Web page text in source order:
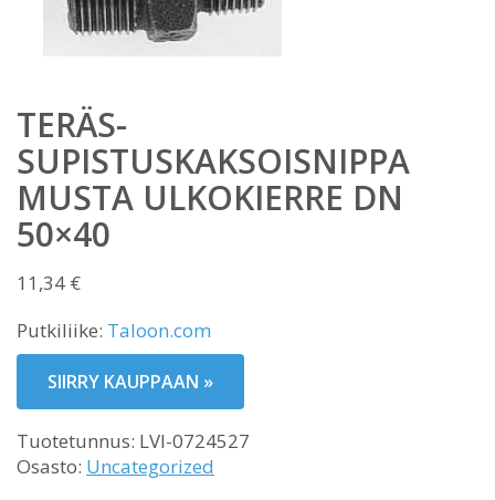
TERÄS-
SUPISTUSKAKSOISNIPPA
MUSTA ULKOKIERRE DN
50×40
11,34 €
Putkiliike: Taloon.com
SIIRRY KAUPPAAN »
Tuotetunnus: LVI-0724527
Osasto: Uncategorized